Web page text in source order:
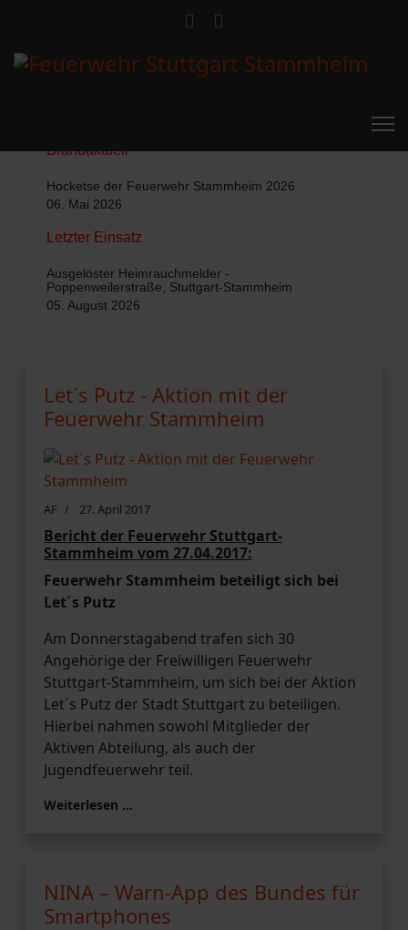
Brandaktuell
Hocketse der Feuerwehr Stammheim 2026
06. Mai 2026
Letzter Einsatz
Ausgelöster Heimrauchmelder -
Poppenweilerstraße, Stuttgart-Stammheim
05. August 2026
Let´s Putz - Aktion mit der
Feuerwehr Stammheim
AF 27. April 2017
Bericht der Feuerwehr Stuttgart-
Stammheim vom 27.04.2017:
Feuerwehr Stammheim beteiligt sich bei
Let´s Putz
Am Donnerstagabend trafen sich 30
Angehörige der Freiwilligen Feuerwehr
Stuttgart-Stammheim, um sich bei der Aktion
Let´s Putz der Stadt Stuttgart zu beteiligen.
Hierbei nahmen sowohl Mitglieder der
Aktiven Abteilung, als auch der
Jugendfeuerwehr teil.
Weiterlesen …
NINA – Warn-App des Bundes für
Smartphones